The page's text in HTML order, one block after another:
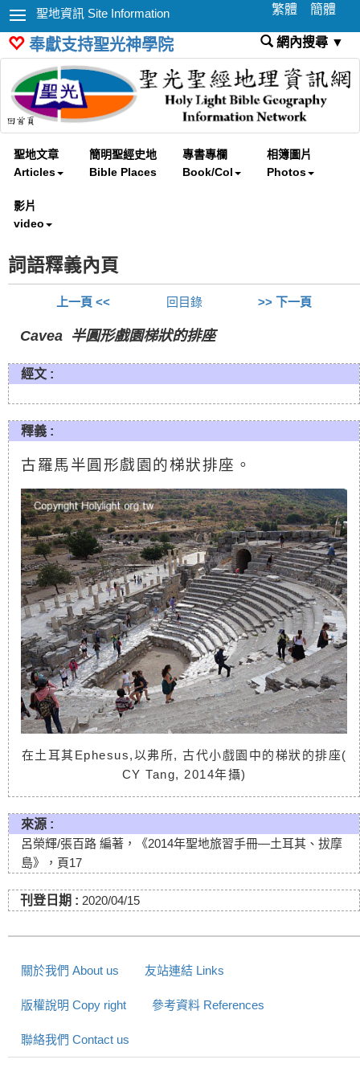
聖地資訊 Site Information 繁體 簡體
奉獻支持聖光神學院 網內搜尋 ▼
聖地文章
Articles
簡明聖經史地
Bible Places
專書專欄
Book/Col
相簿圖片
Photos
影片
video
詞語釋義內頁
上一頁 << >> 下一頁
回目錄
Cavea 半圓形戲園梯狀的排座
經文 :
釋義 :
古羅馬半圓形戲園的梯狀排座。
在土耳其Ephesus,以弗所, 古代小戲園中的梯狀的排座(
CY Tang, 2014年攝)
來源 :
呂榮輝/張百路 編著，《2014年聖地旅習手冊—土耳其、拔摩
島》，頁17
刊登日期 : 2020/04/15
關於我們 About us 友站連結 Links
版權說明 Copy right 參考資料 References
聯絡我們 Contact us